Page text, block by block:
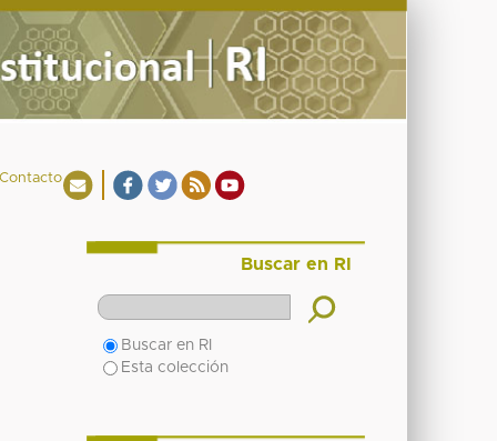
Contacto
Buscar en RI
Buscar en RI
Esta colección